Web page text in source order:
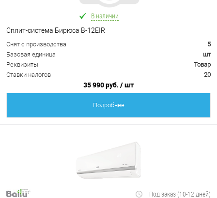
В наличии
Сплит-система Бирюса B-12EIR
Снят с производства
5
Базовая единица
шт
Реквизиты
Товар
Ставки налогов
20
35 990 руб. / шт
Подробнее
Под заказ (10-12 дней)